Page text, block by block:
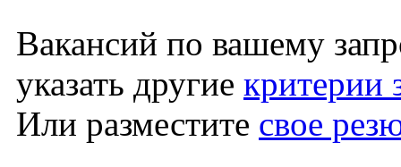
Вакансий по вашему
указать другие критерии
Или разместите свое